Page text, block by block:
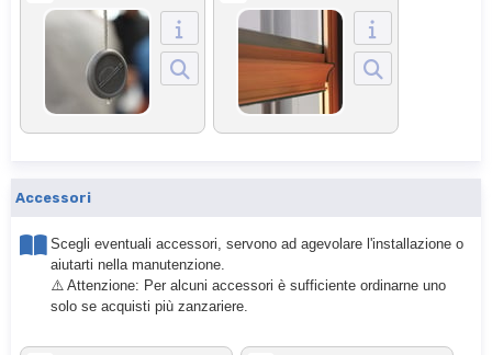
Accessori
Scegli eventuali accessori, servono ad agevolare l'installazione o
aiutarti nella manutenzione.
⚠️ Attenzione: Per alcuni accessori è sufficiente ordinarne uno
solo se acquisti più zanzariere.